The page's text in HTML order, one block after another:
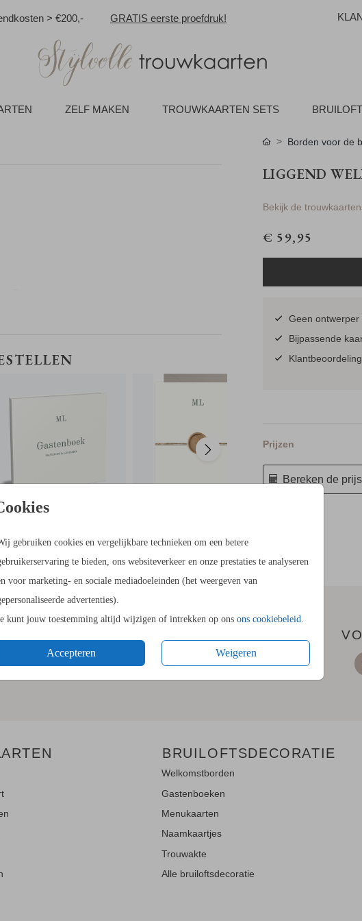
> €200,- GRATIS eerste proefdruk!
ZELF MAKEN TROUWKAARTEN SETS
gebruiken cookies en vergelijkbare technieken om een betere
te bieden, ons websiteverkeer en onze prestaties te analyseren
voor marketing- en sociale mediadoeleinden (het weergeven van
advertenties).
kunt jouw toestemming altijd wijzigen of intrekken op ons ons cookiebeleid.
Accepteren Weigeren
Borden voor de
LIGGEND
Bekijk de
€ 59,95
Geen
Bijpassende
Prijzen
Bereken de
UPDATES"!
en blijf op de hoogte van de
BRUILOFTSDECORATIE
Welkomstborden
Gastenboeken
Menukaarten
Naamkaartjes
Trouwakte
Alle bruiloftsdecoratie